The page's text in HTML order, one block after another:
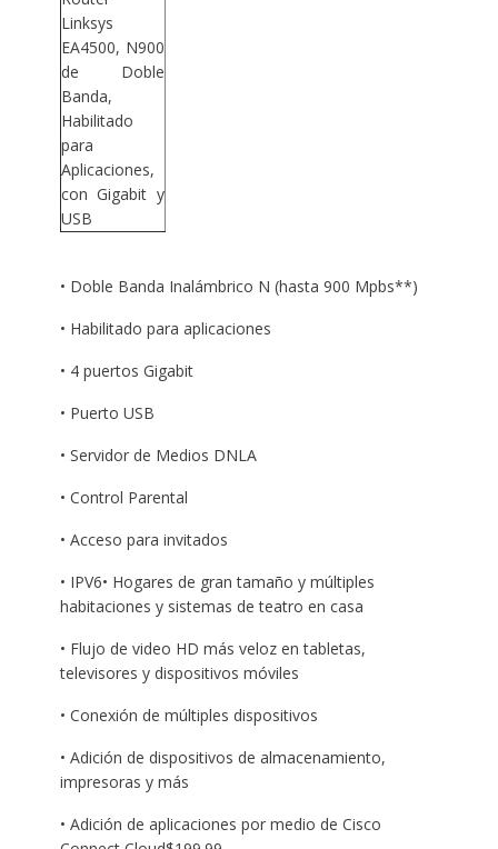
Linksys
EA4500, N900
de Doble
Banda,
Habilitado
para
Aplicaciones,
con Gigabit y
USB
• Doble Banda Inalámbrico N (hasta 900 Mpbs**)
• Habilitado para aplicaciones
• 4 puertos Gigabit
• Puerto USB
• Servidor de Medios DNLA
• Control Parental
• Acceso para invitados
• IPV6• Hogares de gran tamaño y múltiples
habitaciones y sistemas de teatro en casa
• Flujo de video HD más veloz en tabletas,
televisores y dispositivos móviles
• Conexión de múltiples dispositivos
• Adición de dispositivos de almacenamiento,
impresoras y más
• Adición de aplicaciones por medio de Cisco